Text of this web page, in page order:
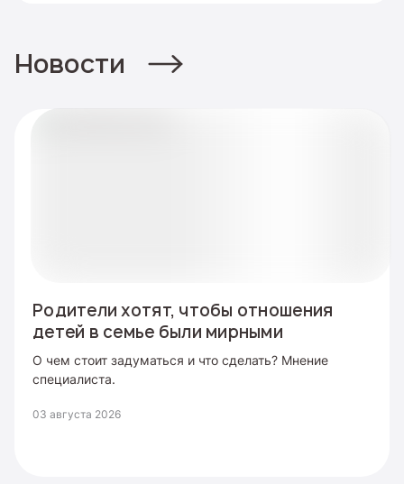
Новости
Родители хотят, чтобы отношения
детей в семье были мирными
О чем стоит задуматься и что сделать? Мнение
специалиста.
03 августа 2026